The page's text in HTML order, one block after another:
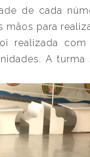
de cada
para
realizada
A